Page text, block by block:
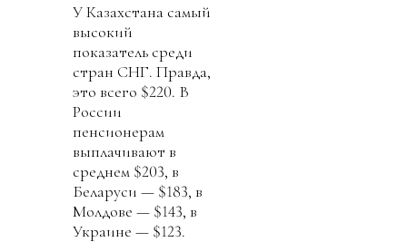
У Казахстана самый
высокий
показатель среди
стран СНГ. Правда,
это всего $220. В
России
пенсионерам
выплачивают в
среднем $203, в
Беларуси — $183, в
Молдове — $143, в
Украине — $123.